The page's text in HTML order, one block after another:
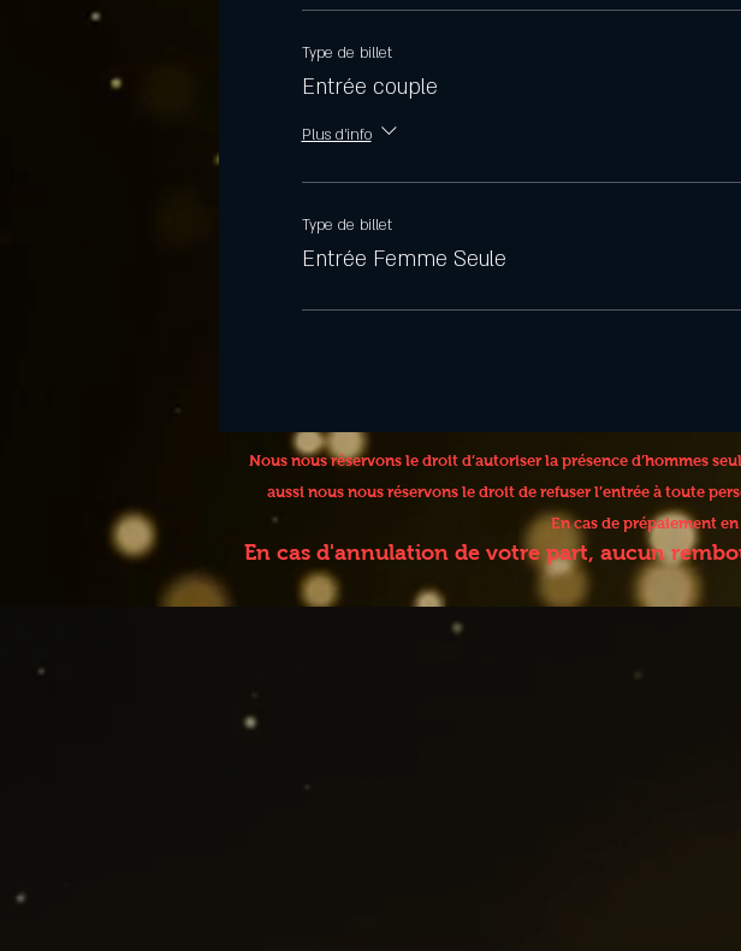
Type de billet
Entrée couple
Plus d'info
Type de billet
Entrée Femme Seule
Nous nous réservons le droit d’autoriser la présence d’hommes
aussi nous nous réservons le droit de refuser l’entrée à toute
En cas de prépaiement
En cas d'annulation de votre part, aucun